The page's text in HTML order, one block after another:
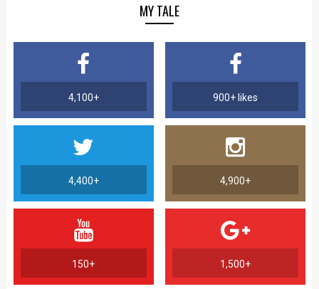
MY TALE
4,100+ 900+ likes
4,400+ 4,900+
150+ 1,500+